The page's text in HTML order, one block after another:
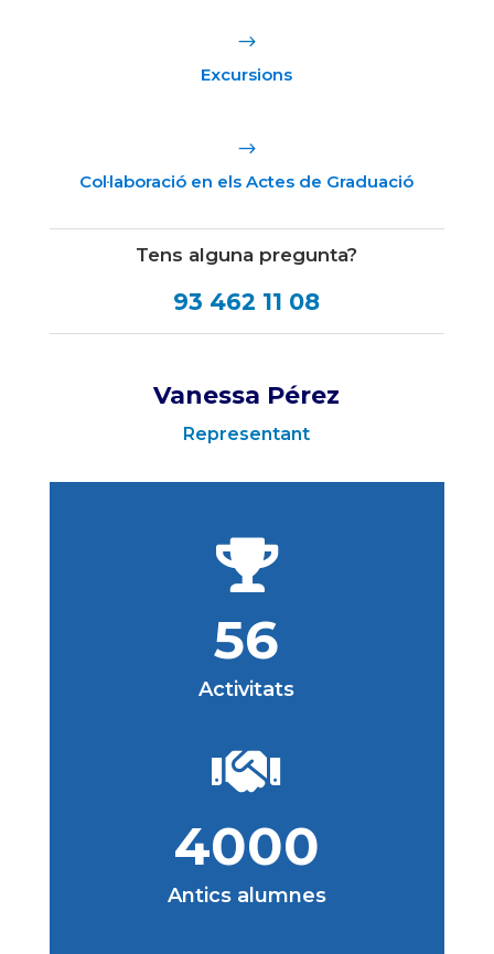
$
Excursions
$
Col·laboració en els Actes de Graduació
Tens alguna pregunta?
93 462 11 08
Vanessa Pérez
Representant

56
Activitats

4000
Antics alumnes